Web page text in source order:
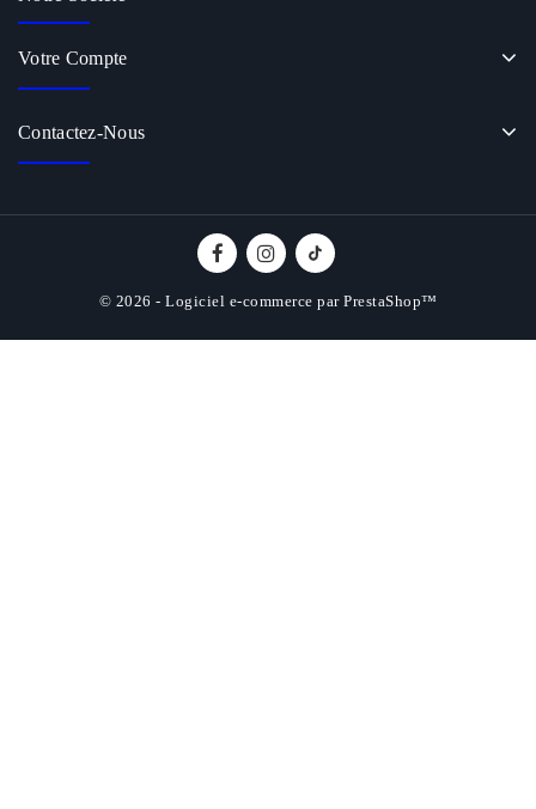
Votre Compte
Contactez-Nous
© 2026 - Logiciel e-commerce par PrestaShop™